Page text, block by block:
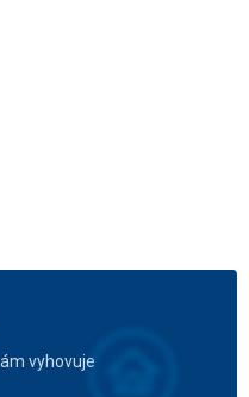
vyhovuje